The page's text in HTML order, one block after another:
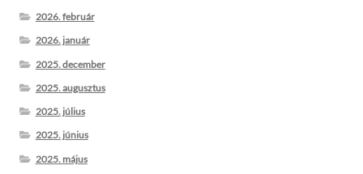
2026. február
2026. január
2025. december
2025. augusztus
2025. július
2025. június
2025. május